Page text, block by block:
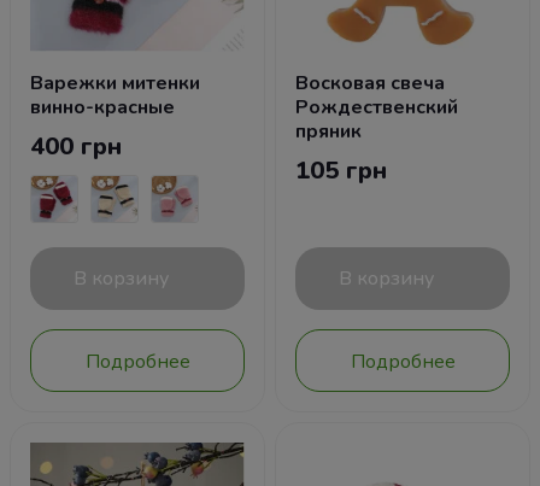
Варежки митенки
винно-красные
400 грн
В корзину
Подробнее
Восковая свеча
Рождественский
пряник
105 грн
В корзину
Подробнее